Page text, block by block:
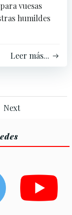
vuesas
humildes
Leer más...
por
Next